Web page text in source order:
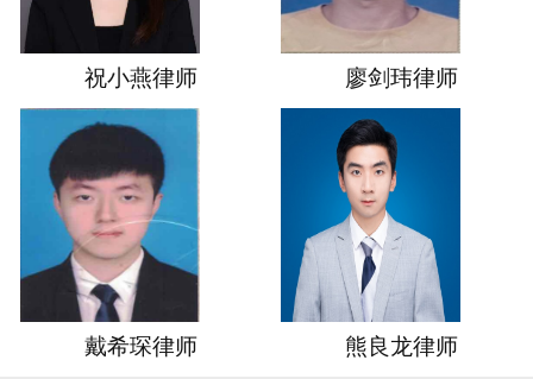
祝小燕律师 廖剑玮律师
戴希琛律师 熊良龙律师